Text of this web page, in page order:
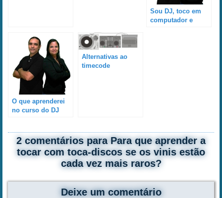
Sou DJ, toco em
computador e
O que aprenderei
no curso do DJ
Alternativas ao
timecode
2 comentários para Para que aprender a
tocar com toca-discos se os vinis estão
cada vez mais raros?
Deixe um comentário